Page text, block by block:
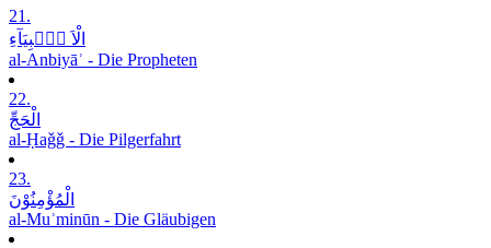
21.
الْاَ نۡۢبِیَآءِ
al-Anbiyāʾ - Die Propheten
22.
الْحَجِّ
al-Ḥaǧǧ - Die Pilgerfahrt
23.
الْمُؤْمِنُوْنَ
al-Muʾminūn - Die Gläubigen